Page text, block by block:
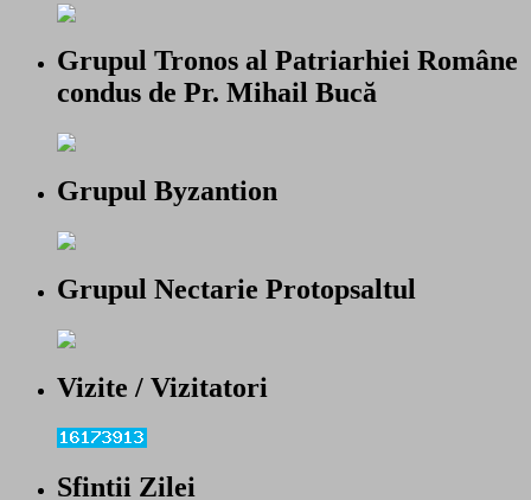
Grupul Tronos al Patriarhiei Române
condus de Pr. Mihail Bucă
Grupul Byzantion
Grupul Nectarie Protopsaltul
Vizite / Vizitatori
Sfintii Zilei